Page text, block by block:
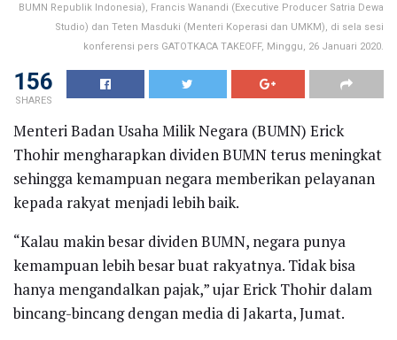
BUMN Republik Indonesia), Francis Wanandi (Executive Producer Satria Dewa
Studio) dan Teten Masduki (Menteri Koperasi dan UMKM), di sela sesi
konferensi pers GATOTKACA TAKEOFF, Minggu, 26 Januari 2020.
156
SHARES
Menteri Badan Usaha Milik Negara (BUMN) Erick
Thohir mengharapkan dividen BUMN terus meningkat
sehingga kemampuan negara memberikan pelayanan
kepada rakyat menjadi lebih baik.
“Kalau makin besar dividen BUMN, negara punya
kemampuan lebih besar buat rakyatnya. Tidak bisa
hanya mengandalkan pajak,” ujar Erick Thohir dalam
bincang-bincang dengan media di Jakarta, Jumat.